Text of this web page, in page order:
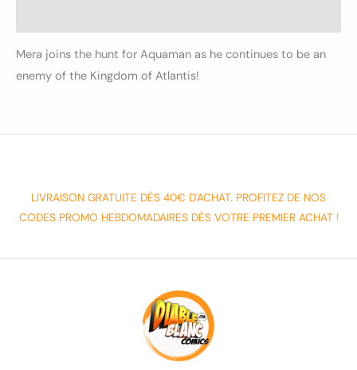
Mera joins the hunt for Aquaman as he continues to be an
enemy of the Kingdom of Atlantis!
LIVRAISON GRATUITE DÈS 40€ D'ACHAT. PROFITEZ DE NOS
CODES PROMO HEBDOMADAIRES DÈS VOTRE PREMIER ACHAT !